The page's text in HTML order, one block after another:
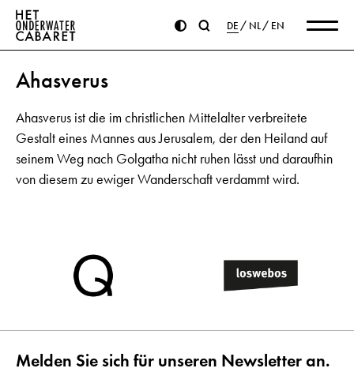
DE NL EN
Ahasverus
Ahasverus ist die im christlichen Mittelalter verbreitete
Gestalt eines Mannes aus Jerusalem, der den Heiland auf
seinem Weg nach Golgatha nicht ruhen lässt und daraufhin
von diesem zu ewiger Wanderschaft verdammt wird.
Melden Sie sich für unseren Newsletter an.